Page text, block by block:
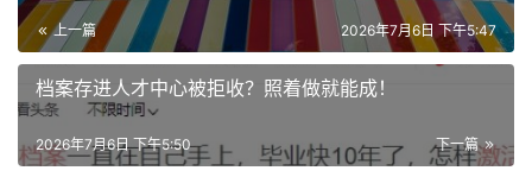
上一篇 2026年7月6日 下午5:47
档案存进人才中心被拒收？照着做就能成！
下一篇
2026年7月6日 下午5:50